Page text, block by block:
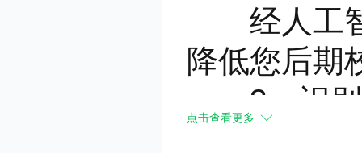
经人工智
降低您后期
3、识别
点击查看更多